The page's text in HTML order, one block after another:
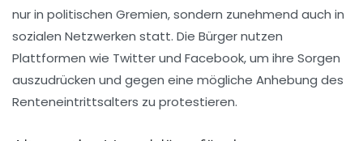
nur in politischen Gremien, sondern zunehmend auch in
sozialen Netzwerken statt. Die Bürger nutzen
Plattformen wie Twitter und Facebook, um ihre Sorgen
auszudrücken und gegen eine mögliche Anhebung des
Renteneintrittsalters zu protestieren.